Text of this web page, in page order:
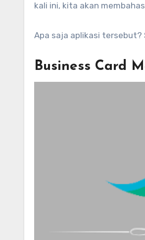
kali ini, kita akan
Apa saja aplikasi tersebut?
Business Card